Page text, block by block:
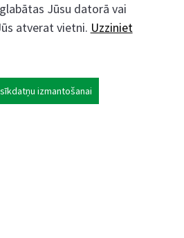
1, Zaļenieki, Zaļenieku
novads, LV- 3011, Latvija
Jūsu datorā vai
atverat vietni. Uzziniet
izmantošanai